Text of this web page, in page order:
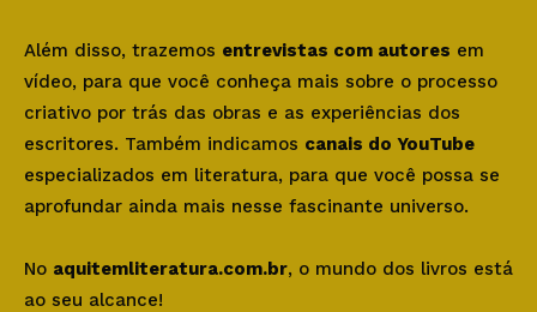
Além disso, trazemos entrevistas com autores em
vídeo, para que você conheça mais sobre o processo
criativo por trás das obras e as experiências dos
escritores. Também indicamos canais do YouTube
especializados em literatura, para que você possa se
aprofundar ainda mais nesse fascinante universo.
No aquitemliteratura.com.br, o mundo dos livros está
ao seu alcance!